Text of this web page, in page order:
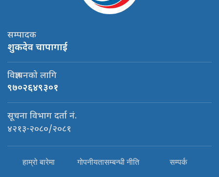
सम्पादक
शुकदेव चापागाई
विज्ञापनको लागि
९७०२६४९३०१
सूचना विभाग दर्ता नं.
४२१३-२०८०/२०८१
हाम्रो बारेमा गोपनीयतासम्बन्धी नीति सम्पर्क